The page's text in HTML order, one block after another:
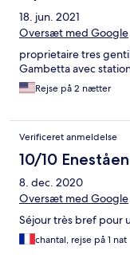
18. jun. 2021
Oversæt med Google
proprietaire tres
Gambetta avec
Rejse på 2 nætter
Verificeret anmeldelse
10/10
8. dec. 2020
Oversæt med Google
Séjour très bref pour
chantal, rejse på 1 nat